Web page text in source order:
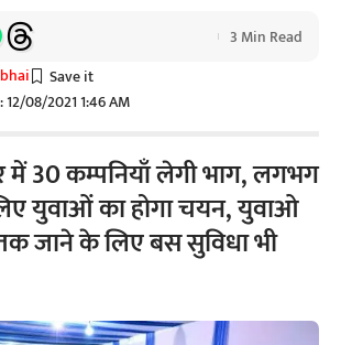
08/2021 1:46 AM
3 Min Read
30 कम्पनियाँ लेगी भाग, लगभग
युवाओं का होगा चयन, युवाओ
जाने के लिए बस सुविधा भी